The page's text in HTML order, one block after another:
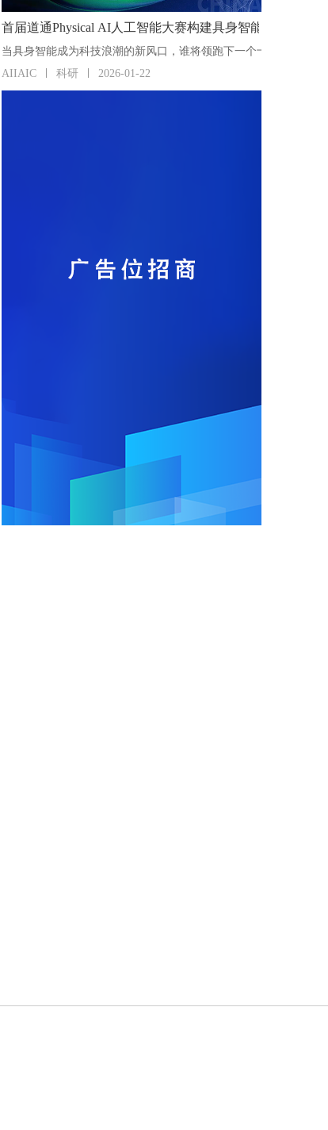
首届道通Physical AI人工智能大赛构建具身智能“人才朋友
AIIAIC 科研 2026-01-22